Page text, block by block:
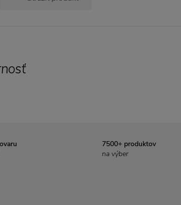
7500+ produktov
na výber